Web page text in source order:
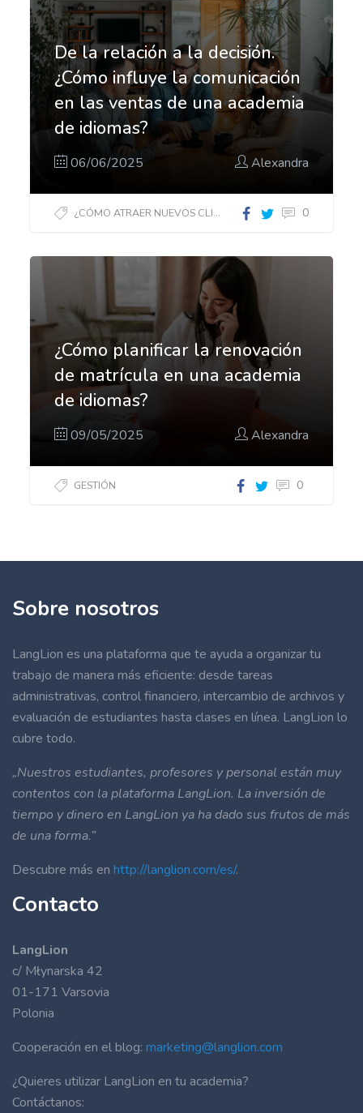
De la relación a la decisión.
¿Cómo influye la comunicación
en las ventas de una academia
de idiomas?
06/06/2025 Alexandra
¿CÓMO ATRAER NUEVOS CLIENTES? 0
¿Cómo planificar la renovación
de matrícula en una academia
de idiomas?
09/05/2025 Alexandra
GESTIÓN 0
Sobre nosotros
LangLion es una plataforma que te ayuda a organizar tu
trabajo de manera más eficiente: desde tareas
administrativas, control financiero, intercambio de archivos y
evaluación de estudiantes hasta clases en línea. LangLion lo
cubre todo.
„Nuestros estudiantes, profesores y personal están muy
contentos con la plataforma LangLion. La inversión de
tiempo y dinero en LangLion ya ha dado sus frutos de más
de una forma.”
Descubre más en http://langlion.com/es/.
Contacto
LangLion
c/ Młynarska 42
01-171 Varsovia
Polonia
Cooperación en el blog: marketing@langlion.com
¿Quieres utilizar LangLion en tu academia?
Contáctanos: